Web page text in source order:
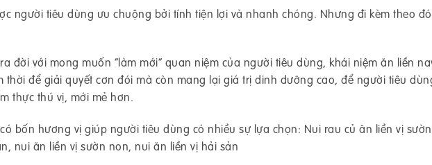
người tiêu dùng ưu chuộng bởi tính tiện lợi và nhanh chóng. Nhưng đi kèm theo
ra đời với mong muốn “làm mới” quan niệm của người tiêu dùng, khái niệm ăn liền
thời để giải quyết cơn đói mà còn mang lại giá trị dinh dưỡng cao, để người tiêu
thực thú vị, mới mẻ hơn.
có bốn hương vị giúp người tiêu dùng có nhiều sự lựa chọn: Nui rau củ ăn liền vị
nui ăn liền vị sườn non, nui ăn liền vị hải sản